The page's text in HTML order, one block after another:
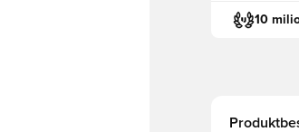
10